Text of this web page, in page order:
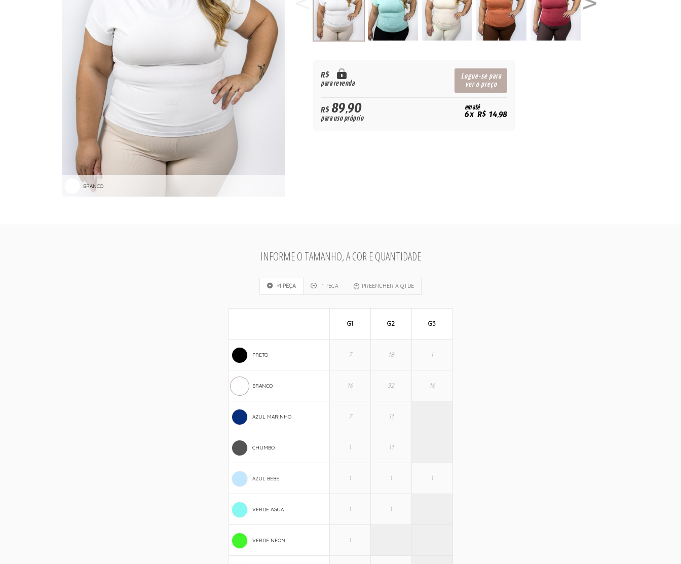
TANGA MICROFIBRA E RENDA
TANGAO MICRO E RENDA
TOP
BRANCO
R$
para revenda
Logue-se para
ver o preço
R$89,90
para uso próprio
em até
6x R$ 14,98
INFORME O TAMANHO, A COR E QUANTIDADE
+1 PEÇA -1 PEÇA PREENCHER A QTDE
PRETO
BRANCO
AZUL MARINHO
CHUMBO
AZUL BEBE
VERDE AGUA
VERDE NEON
G1 G2 G3